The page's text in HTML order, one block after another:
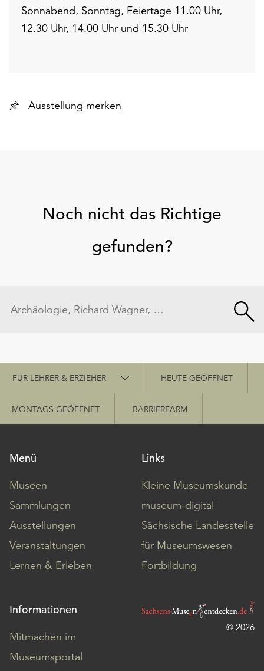
Sonnabend, Sonntag, Feiertage 11.00 Uhr,
12.30 Uhr, 14.00 Uhr und 15.30 Uhr
Ausstellung merken
Noch nicht das Richtige
gefunden?
Schnellzugriff
FÜR LEHRER & ERZIEHER HEUTE GEÖFFNET
MONTAGS GEÖFFNET BARRIEREARM
Menü
Museen
Sammlungen
Ausstellungen
Veranstaltungen
Lernen & Erleben
Links
Kleine Museumskunde
museum-digital
Sächsische Landesstelle
für Museumswesen
Fortbildung
Informationen
Mitmachen im
Museumsportal
© 2026